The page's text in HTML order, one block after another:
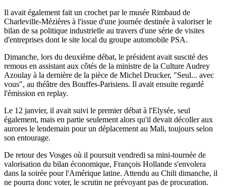
Il avait également fait un crochet par le musée Rimbaud de
Charleville-Mézières à l'issue d'une journée destinée à valoriser le
bilan de sa politique industrielle au travers d'une série de visites
d'entreprises dont le site local du groupe automobile PSA.
Dimanche, lors du deuxième débat, le président avait suscité des
remous en assistant aux côtés de la ministre de la Culture Audrey
Azoulay à la dernière de la pièce de Michel Drucker, "Seul... avec
vous", au théâtre des Bouffes-Parisiens. Il avait ensuite regardé
l'émission en replay.
Le 12 janvier, il avait suivi le premier débat à l'Elysée, seul
également, mais en partie seulement alors qu'il devait décoller aux
aurores le lendemain pour un déplacement au Mali, toujours selon
son entourage.
De retour des Vosges où il poursuit vendredi sa mini-tournée de
valorisation du bilan économique, François Hollande s'envolera
dans la soirée pour l'Amérique latine. Attendu au Chili dimanche, il
ne pourra donc voter, le scrutin ne prévoyant pas de procuration.